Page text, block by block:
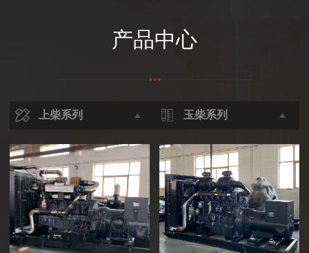
产品中心
上柴系列 玉柴系列